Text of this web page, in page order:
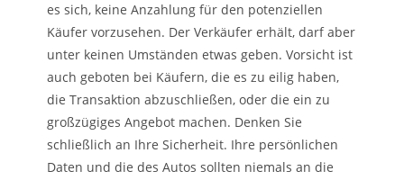
es sich, keine Anzahlung für den potenziellen
Käufer vorzusehen. Der Verkäufer erhält, darf aber
unter keinen Umständen etwas geben. Vorsicht ist
auch geboten bei Käufern, die es zu eilig haben,
die Transaktion abzuschließen, oder die ein zu
großzügiges Angebot machen. Denken Sie
schließlich an Ihre Sicherheit. Ihre persönlichen
Daten und die des Autos sollten niemals an die